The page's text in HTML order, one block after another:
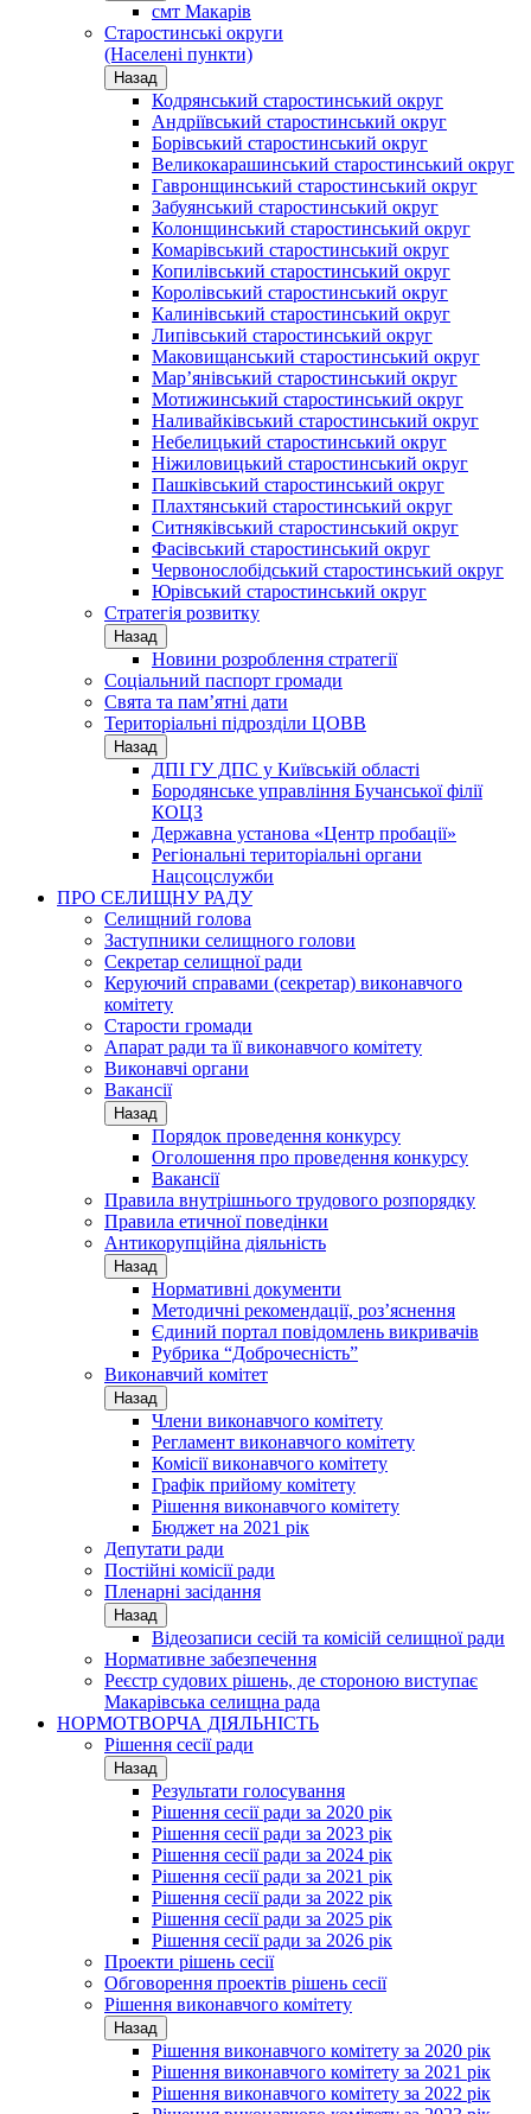
смт Макарів
Старостинські округи
(Населені пункти)
Назад
Кодрянський старостинський округ
Андріївський старостинський округ
Борівський старостинський округ
Великокарашинський старостинський округ
Гавронщинський старостинський округ
Забуянський старостинський округ
Колонщинський старостинський округ
Комарівський старостинський округ
Копилівський старостинський округ
Королівський старостинський округ
Калинівський старостинський округ
Липівський старостинський округ
Маковищанський старостинський округ
Мар’янівський старостинський округ
Мотижинський старостинський округ
Наливайківський старостинський округ
Небелицький старостинський округ
Ніжиловицький старостинський округ
Пашківський старостинський округ
Плахтянський старостинський округ
Ситняківський старостинський округ
Фасівський старостинський округ
Червонослобідський старостинський округ
Юрівський старостинський округ
Стратегія розвитку
Назад
Новини розроблення стратегії
Соціальний паспорт громади
Свята та пам’ятні дати
Територіальні підрозділи ЦОВВ
Назад
ДПІ ГУ ДПС у Київській області
Бородянське управління Бучанської філії
КОЦЗ
Державна установа «Центр пробації»
Регіональні територіальні органи
Нацсоцслужби
ПРО СЕЛИЩНУ РАДУ
Селищний голова
Заступники селищного голови
Секретар селищної ради
Керуючий справами (секретар) виконавчого
комітету
Старости громади
Апарат ради та її виконавчого комітету
Виконавчі органи
Вакансії
Назад
Порядок проведення конкурсу
Оголошення про проведення конкурсу
Вакансії
Правила внутрішнього трудового розпорядку
Правила етичної поведінки
Антикорупційна діяльність
Назад
Нормативні документи
Методичні рекомендації, роз’яснення
Єдиний портал повідомлень викривачів
Рубрика “Доброчесність”
Виконавчий комітет
Назад
Члени виконавчого комітету
Регламент виконавчого комітету
Комісії виконавчого комітету
Графік прийому комітету
Рішення виконавчого комітету
Бюджет на 2021 рік
Депутати ради
Постійні комісії ради
Пленарні засідання
Назад
Відеозаписи сесій та комісій селищної ради
Нормативне забезпечення
Реєстр судових рішень, де стороною виступає
Макарівська селищна рада
НОРМОТВОРЧА ДІЯЛЬНІСТЬ
Рішення сесії ради
Назад
Результати голосування
Рішення сесії ради за 2020 рік
Рішення сесії ради за 2023 рік
Рішення сесії ради за 2024 рік
Рішення сесії ради за 2021 рік
Рішення сесії ради за 2022 рік
Рішення сесії ради за 2025 рік
Рішення сесії ради за 2026 рік
Проекти рішень сесії
Обговорення проектів рішень сесії
Рішення виконавчого комітету
Назад
Рішення виконавчого комітету за 2020 рік
Рішення виконавчого комітету за 2021 рік
Рішення виконавчого комітету за 2022 рік